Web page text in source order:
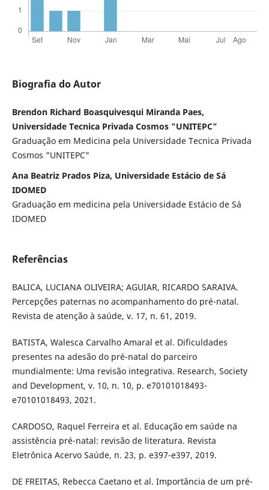
Biografia do Autor
Brendon Richard Boasquivesqui Miranda Paes,
Universidade Tecnica Privada Cosmos "UNITEPC"
Graduação em Medicina pela Universidade Tecnica Privada
Cosmos "UNITEPC"
Ana Beatriz Prados Piza, Universidade Estácio de Sá
IDOMED
Graduação em medicina pela Universidade Estácio de Sá
IDOMED
Referências
BALICA, LUCIANA OLIVEIRA; AGUIAR, RICARDO SARAIVA.
Percepções paternas no acompanhamento do pré-natal.
Revista de atenção à saúde, v. 17, n. 61, 2019.
BATISTA, Walesca Carvalho Amaral et al. Dificuldades
presentes na adesão do pré-natal do parceiro
mundialmente: Uma revisão integrativa. Research, Society
and Development, v. 10, n. 10, p. e70101018493-
e70101018493, 2021.
CARDOSO, Raquel Ferreira et al. Educação em saúde na
assistência pré-natal: revisão de literatura. Revista
Eletrônica Acervo Saúde, n. 23, p. e397-e397, 2019.
DE FREITAS, Rebecca Caetano et al. Importância de um pré-